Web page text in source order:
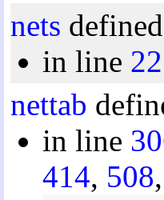
nets
in line
nettab
in line
414, 508